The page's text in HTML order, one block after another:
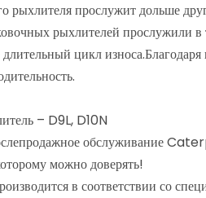
рыхлителя прослужит дольше
рыхлителей прослужили в
цикл
– D9L, D10N
обслуживание
можно доверять!
в соответствии со